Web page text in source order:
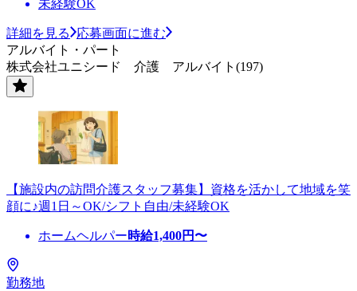
未経験OK
詳細を見る
応募画面に進む
アルバイト・パート
株式会社ユニシード 介護 アルバイト(197)
【施設内の訪問介護スタッフ募集】資格を活かして地域を笑
顔に♪週1日～OK/シフト自由/未経験OK
ホームヘルパー時給1,400円〜
勤務地